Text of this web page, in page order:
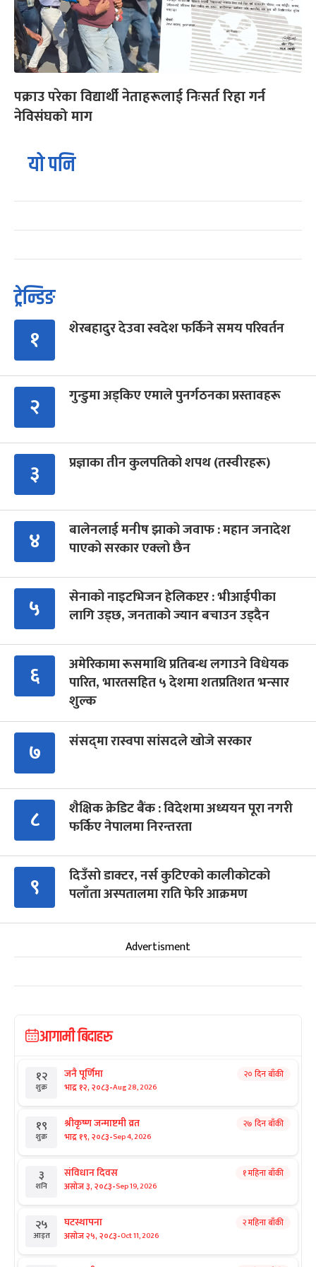
पक्राउ परेका विद्यार्थी नेताहरूलाई निःसर्त रिहा गर्न
नेविसंघको माग
यो पनि
ट्रेन्डिङ
१ शेरबहादुर देउवा स्वदेश फर्किने समय परिवर्तन
२ गुन्डुमा अड्किए एमाले पुनर्गठनका प्रस्तावहरू
३ प्रज्ञाका तीन कुलपतिको शपथ (तस्वीरहरू)
४
बालेनलाई मनीष झाको जवाफ : महान जनादेश
पाएको सरकार एक्लो छैन
५
सेनाको नाइटभिजन हेलिकप्टर : भीआईपीका
लागि उड्छ, जनताको ज्यान बचाउन उड्दैन
६
अमेरिकामा रूसमाथि प्रतिबन्ध लगाउने विधेयक
पारित, भारतसहित ५ देशमा शतप्रतिशत भन्सार
शुल्क
७ संसद्‍मा रास्वपा सांसदले खोजे सरकार
८
शैक्षिक क्रेडिट बैंक : विदेशमा अध्ययन पूरा नगरी
फर्किए नेपालमा निरन्तरता
९
दिउँसो डाक्टर, नर्स कुटिएको कालीकोटको
पलाँता अस्पतालमा राति फेरि आक्रमण
Advertisment
आगामी बिदाहरु
१२
शुक्र
जनै पूर्णिमा
भाद्र १२, २०८३-Aug 28, 2026
२० दिन बाँकी
१९
शुक्र
श्रीकृष्ण जन्माष्टमी व्रत
भाद्र १९, २०८३-Sep 4, 2026
२७ दिन बाँकी
३
शनि
संविधान दिवस
असोज ३, २०८३-Sep 19, 2026
१ महिना बाँकी
२५
आइत
घटस्थापना
असोज २५, २०८३-Oct 11, 2026
२ महिना बाँकी